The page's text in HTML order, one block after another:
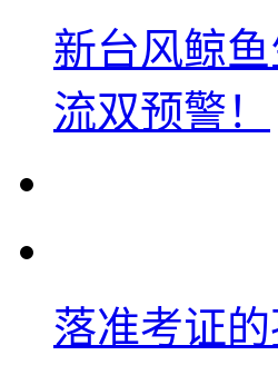
新台风鲸
流双预警！
落准考证